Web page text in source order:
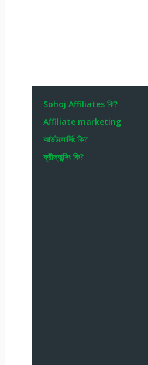
Sohoj Affiliates কি?
Affiliate marketing
আউটসোর্সিং কি?
ফ্রীল্যান্সিং কি?